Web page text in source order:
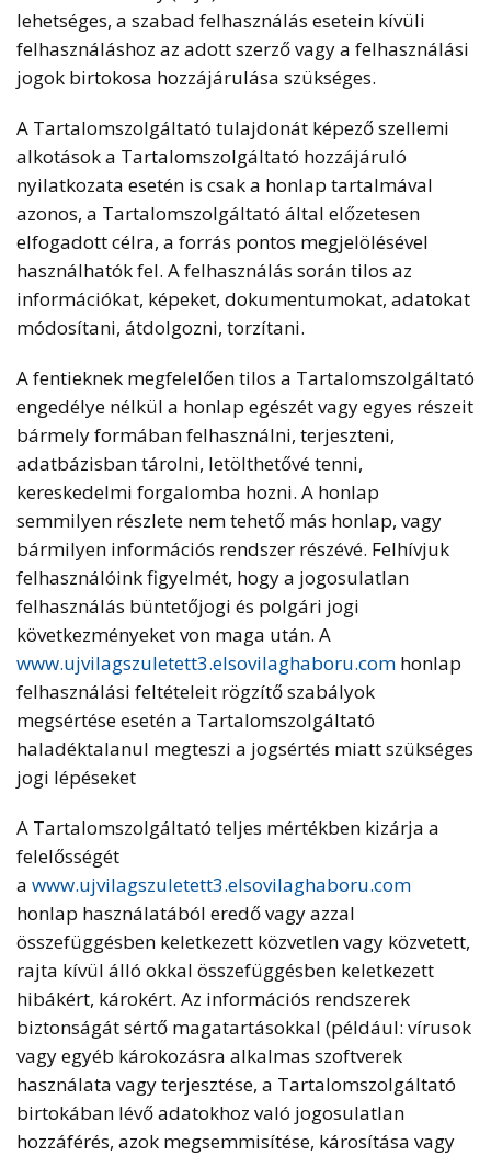
lehetséges, a szabad felhasználás esetein kívüli
felhasználáshoz az adott szerző vagy a felhasználási
jogok birtokosa hozzájárulása szükséges.
A Tartalomszolgáltató tulajdonát képező szellemi
alkotások a Tartalomszolgáltató hozzájáruló
nyilatkozata esetén is csak a honlap tartalmával
azonos, a Tartalomszolgáltató által előzetesen
elfogadott célra, a forrás pontos megjelölésével
használhatók fel. A felhasználás során tilos az
információkat, képeket, dokumentumokat, adatokat
módosítani, átdolgozni, torzítani.
A fentieknek megfelelően tilos a Tartalomszolgáltató
engedélye nélkül a honlap egészét vagy egyes részeit
bármely formában felhasználni, terjeszteni,
adatbázisban tárolni, letölthetővé tenni,
kereskedelmi forgalomba hozni. A honlap
semmilyen részlete nem tehető más honlap, vagy
bármilyen információs rendszer részévé. Felhívjuk
felhasználóink figyelmét, hogy a jogosulatlan
felhasználás büntetőjogi és polgári jogi
következményeket von maga után. A
www.ujvilagszuletett3.elsovilaghaboru.com honlap
felhasználási feltételeit rögzítő szabályok
megsértése esetén a Tartalomszolgáltató
haladéktalanul megteszi a jogsértés miatt szükséges
jogi lépéseket
A Tartalomszolgáltató teljes mértékben kizárja a
felelősségét
a www.ujvilagszuletett3.elsovilaghaboru.com
honlap használatából eredő vagy azzal
összefüggésben keletkezett közvetlen vagy közvetett,
rajta kívül álló okkal összefüggésben keletkezett
hibákért, károkért. Az információs rendszerek
biztonságát sértő magatartásokkal (például: vírusok
vagy egyéb károkozásra alkalmas szoftverek
használata vagy terjesztése, a Tartalomszolgáltató
birtokában lévő adatokhoz való jogosulatlan
hozzáférés, azok megsemmisítése, károsítása vagy